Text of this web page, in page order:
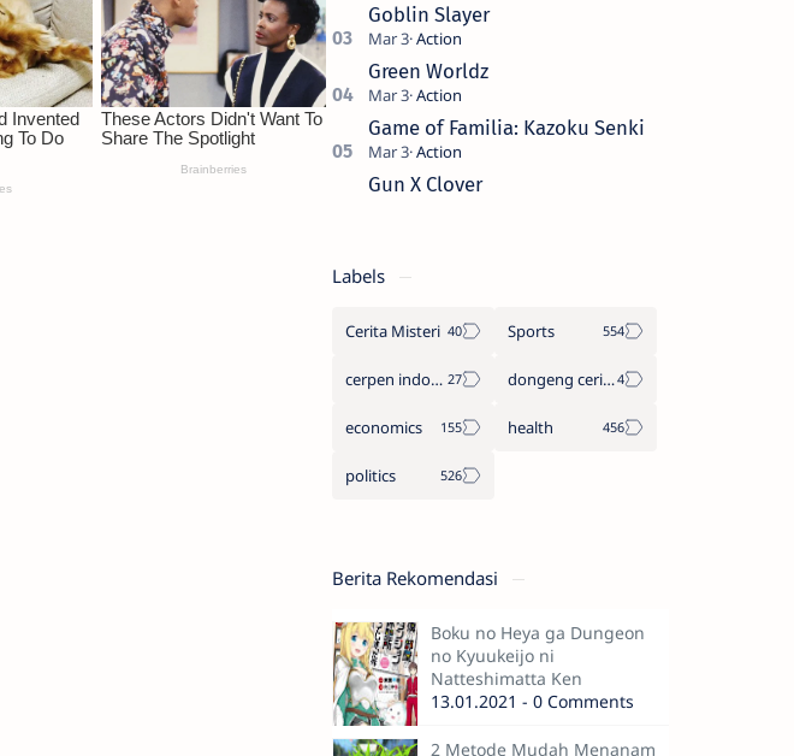
yang dikhianati oleh anak buahn…
Goblin Slayer
Green Worldz
Game of Familia: Kazoku Senki
Gun X Clover
Labels
Cerita Misteri Sports
cerpen indonesia dongeng cerita legenda
economics health
politics
Berita Rekomendasi
Boku no Heya ga Dungeon
no Kyuukeijo ni
Natteshimatta Ken
13.01.2021 - 0 Comments
2 Metode Mudah Menanam